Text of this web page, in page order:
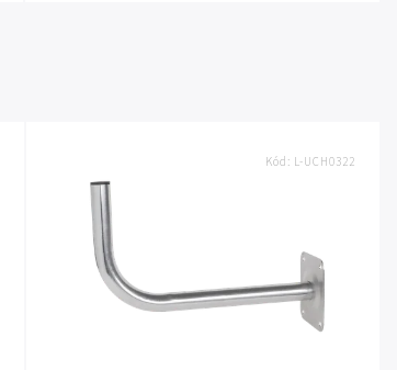
Kód: L-UCH0322